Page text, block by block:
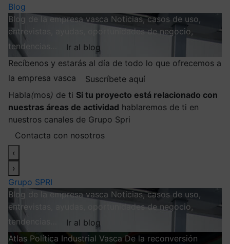
Blog
Blog de la empresa vasca Noticias, casos de uso,
entrevistas, ayudas, oportunidades de negocio,
tendencias…
Ir al blog
Recíbenos y estarás al día de todo lo que ofrecemos a
la empresa vasca
Suscríbete aquí
Habla(mos) de ti Si tu proyecto está relacionado con
nuestras áreas de actividad hablaremos de ti en
nuestros canales de Grupo Spri
Contacta con nosotros
‹
›
Grupo SPRI
Blog de la empresa vasca Noticias, casos de uso,
entrevistas, ayudas, oportunidades de negocio,
tendencias…
Ir al blog
Atlas Política Industrial Vasca De la reconversión